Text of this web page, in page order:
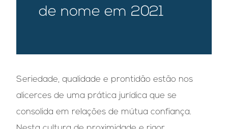
de nome em 2021
Seriedade, qualidade e prontidão estão nos
alicerces de uma prática jurídica que se
consolida em relações de mútua confiança.